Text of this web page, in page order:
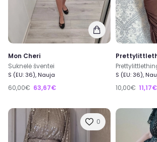
Mon Cheri
Suknelė šventei
S (EU: 36), Nauja
60,00€ 63,67€
S (EU: 36),
10,00€ 11,17€
0
Sveiki atvykę įExTing!
Tai tarpusavio naudotų ir naujų
platforma, suteikianti galimybę
prekes įsigyti už geriausią kainą